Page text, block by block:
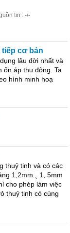
tin : -/-
tiếp cơ bản
dụng lâu đời nhất và
ổn áp thụ động. Ta
hình minh hoạ
thuỷ tinh và có các
1,2mm ¸ 1, 5mm
cho phép làm việc
thuỷ tinh có cùng